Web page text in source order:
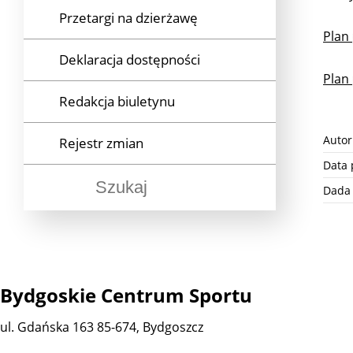
Władze i struktura
Regulamin BCS
Kontakt i lokalizacja
Wyniki naborów
Ochrona danych osobowych
Przetargi na dzierżawę
W toku
Rozstrzygnięte
Deklaracja dostępności
Redakcja biuletynu
Rejestr zmian
Data
Bydgoskie Centrum Sportu
ul. Gdańska 163 85-674, Bydgoszcz